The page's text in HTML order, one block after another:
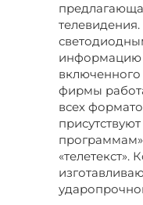
информацию
фирмы
всех
«телетекст».